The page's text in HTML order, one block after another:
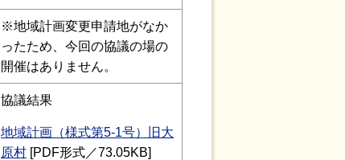
※地域計画変更申請地がなか
ったため、今回の協議の場の
開催はありません。
協議結果
地域計画（様式第5-1号）旧大
原村 [PDF形式／73.05KB]